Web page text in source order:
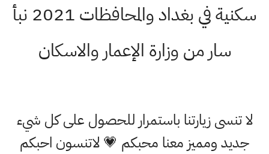
سكنية في بغداد والمحافظات 2021 نبأ
سار من وزارة الإعمار والاسكان
لا تنسى زيارتنا باستمرار للحصول على كل شيء
جديد ومميز معنا محبكم 💗 لاتنسون احبكم